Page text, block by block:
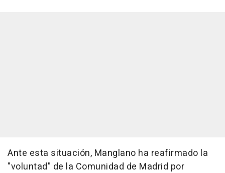
Ante esta situación, Manglano ha reafirmado la
"voluntad" de la Comunidad de Madrid por